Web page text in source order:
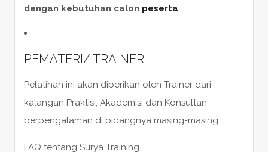
dengan kebutuhan calon peserta
PEMATERI/ TRAINER
Pelatihan ini akan diberikan oleh Trainer dari
kalangan Praktisi, Akademisi dan Konsultan
berpengalaman di bidangnya masing-masing.
FAQ tentang Surya Training